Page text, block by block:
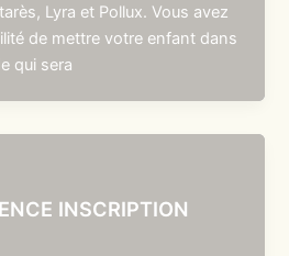
Lyra et Pollux. Vous avez
de mettre votre enfant dans
qui sera
INSCRIPTION